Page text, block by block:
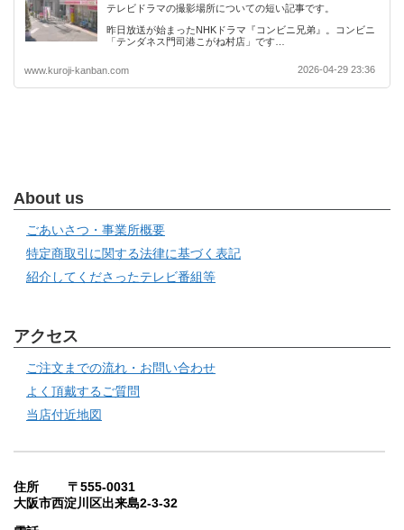
テレビドラマの撮影場所についての短い記事です。
昨日放送が始まったNHKドラマ『コンビニ兄弟』。コンビニ
「テンダネス門司港こがね村店」です…
www.kuroji-kanban.com 2026-04-29 23:36
About us
ごあいさつ・事業所概要
特定商取引に関する法律に基づく表記
紹介してくださったテレビ番組等
アクセス
ご注文までの流れ・お問い合わせ
よく頂戴するご質問
当店付近地図
住所 〒555-0031
大阪市西淀川区出来島2-3-32